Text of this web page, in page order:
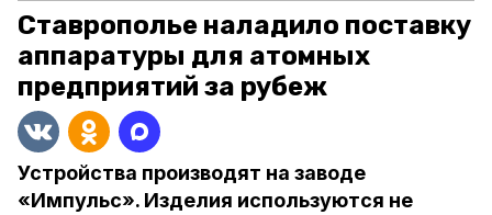
Ставрополье наладило поставку
аппаратуры для атомных
предприятий за рубеж
Устройства производят на заводе
«Импульс». Изделия используются не